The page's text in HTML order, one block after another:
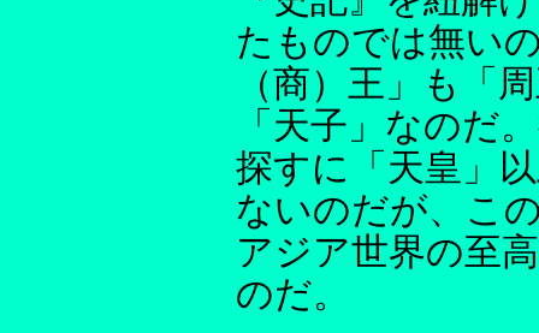
たものでは無い
（商）王」も「
「天子」なのだ
探すに「天皇」
ないのだが、こ
アジア世界の至
のだ。